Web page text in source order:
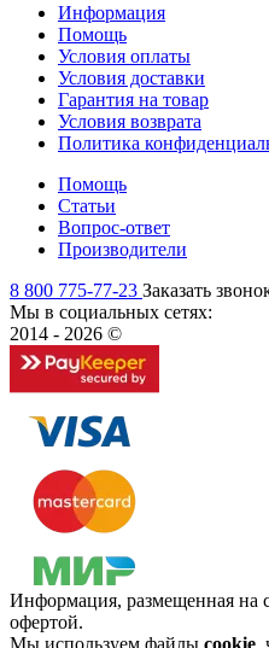
Информация
Помощь
Условия оплаты
Условия доставки
Гарантия на товар
Условия возврата
Политика
Помощь
Статьи
Вопрос-ответ
Производители
8 800 775-77-23 Заказать
Мы в социальных сетях:
2014 - 2026 ©
Информация, размещенная на
офертой.
Мы используем файлы cookie